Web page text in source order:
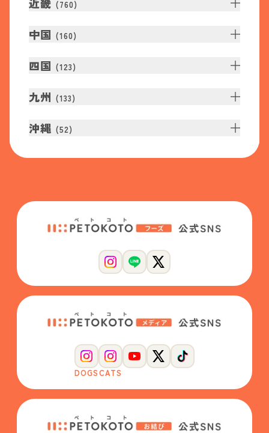
(760)
中国 (160)
四国 (123)
九州 (133)
沖縄 (52)
DOGSCATS